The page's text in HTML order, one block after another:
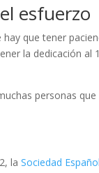
esfuerzo
que tener
la dedicación al
personas
laSociedad